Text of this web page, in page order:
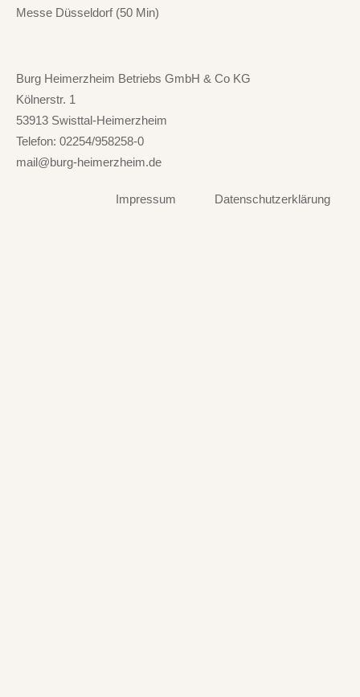
Messe Düsseldorf (50 Min)
Burg Heimerzheim Betriebs GmbH & Co KG
Kölnerstr. 1
53913 Swisttal-Heimerzheim
Telefon: 02254/958258-0
mail@burg-heimerzheim.de
Impressum Datenschutzerklärung